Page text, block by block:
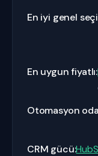
En iyi genel
En uygun fiyatlı:
Otomasyon
CRM gücü: